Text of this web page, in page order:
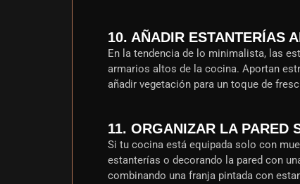
10. AÑADIR ESTANTERÍAS
En la tendencia de lo minimalista, las
armarios altos de la cocina. Aportan
añadir vegetación para un toque de
11. ORGANIZAR LA PARED
Si tu cocina está equipada solo con
estanterías o decorando la pared con
combinando una franja pintada con